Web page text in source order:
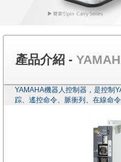
產品介紹 -
YAMAHA機器人控制器，是控制
踪、遙控命令、脈衝列、在線命